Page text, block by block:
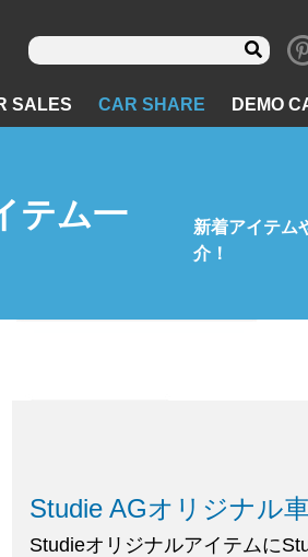
SALES CAR SHARE DEMO
テム一
新着アイテム
介！
Studie AGオリジナル
Studieオリジナルアイテムに